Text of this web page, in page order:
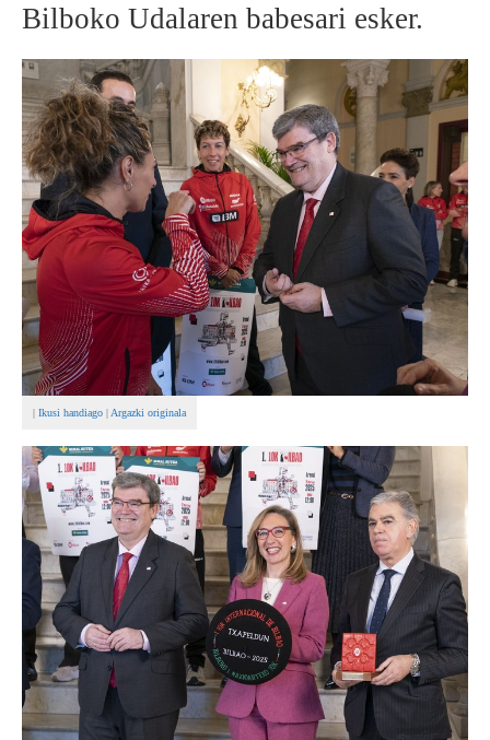
ARGAZKIAK
... AUKERA GEHIAGO
Bilboko Udalaren babesari esker.
| Ikusi handiago | Argazki originala